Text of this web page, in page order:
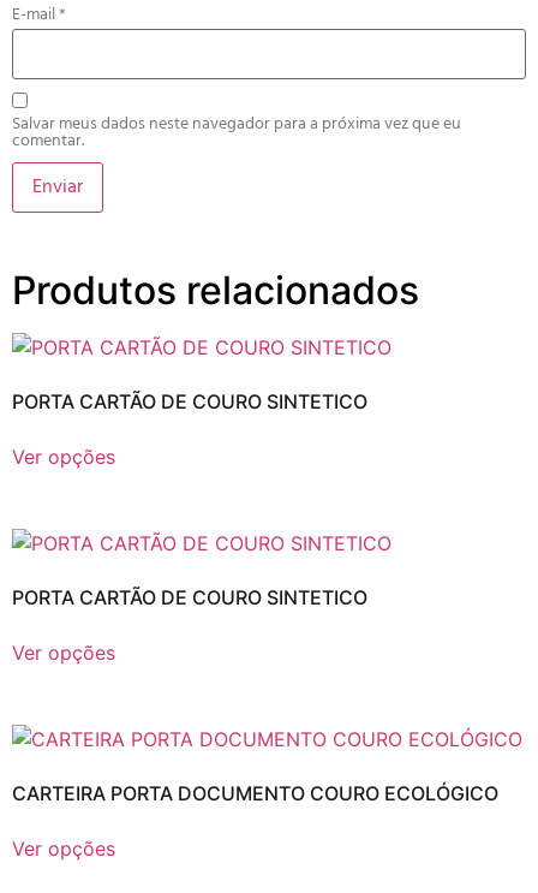
E-mail*
Salvar meus dados neste navegador para a próxima vez que eu
comentar.
Produtos relacionados
PORTA CARTÃO DE COURO SINTETICO
Ver opções
PORTA CARTÃO DE COURO SINTETICO
Ver opções
CARTEIRA PORTA DOCUMENTO COURO ECOLÓGICO
Ver opções